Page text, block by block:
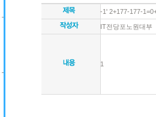
-1' 2+177-177-
IT전당포노원대부
1